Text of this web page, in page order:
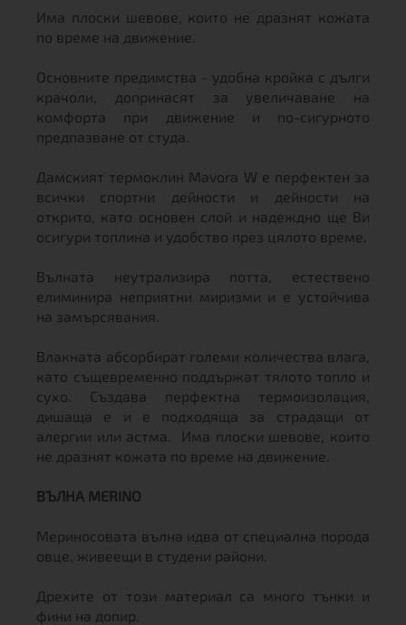
Има плоски шевове, които не дразнят кожата
по време на движение.
Основните предимства - удобна кройка с дълги
крачоли, допринасят за увеличаване на
комфорта при движение и по-сигурното
предпазване от студа.
Дамският термоклин Mavora W е перфектен за
всички спортни дейности и дейности на
открито, като основен слой и надеждно ще Ви
осигури топлина и удобство през цялото време.
Вълната неутрализира потта, естествено
елиминира неприятни миризми и е устойчива
на замърсявания.
Влакната абсорбират големи количества влага,
като същевременно поддържат тялото топло и
сухо. Създава перфектна термоизолация,
дишаща е и е подходяща за страдащи от
алергии или астма. Има плоски шевове, които
не дразнят кожата по време на движение.
ВЪЛНА MERINO
Мериносовата вълна идва от специална порода
овце, живеещи в студени райони.
Дрехите от този материал са много тънки и
фини на допир.